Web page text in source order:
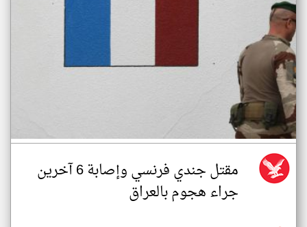
مقتل جندي فرنسي وإصابة 6 آخرين
جراء هجوم بالعراق